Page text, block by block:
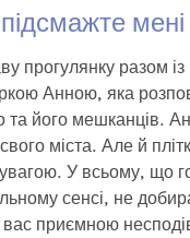
прогулянку разом із
Анною, яка
та його мешканців.
міста. Але й
У всьому, що
сенсі, не
приємною